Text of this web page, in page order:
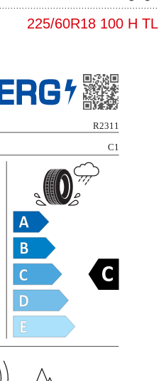
225/60R18 100 H TL